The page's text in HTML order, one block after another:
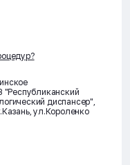
"Республиканский
диспансер",
ул.Короленко